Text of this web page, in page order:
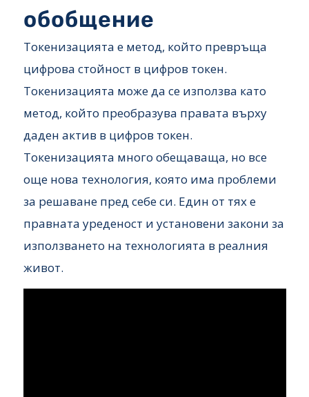
обобщение
Токенизацията е метод, който превръща
цифрова стойност в цифров токен.
Токенизацията може да се използва като
метод, който преобразува правата върху
даден актив в цифров токен.
Токенизацията много обещаваща, но все
още нова технология, която има проблеми
за решаване пред себе си. Един от тях е
правната уреденост и установени закони за
използването на технологията в реалния
живот.